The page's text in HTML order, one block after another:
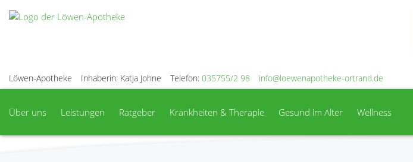
Löwen-Apotheke Inhaberin: Katja Johne Telefon: 035755/2 98 info@loewenapotheke-ortrand.de
Über uns Leistungen Ratgeber Krankheiten & Therapie Gesund im Alter Wellness
Gut leben mit Vorhofflimmern